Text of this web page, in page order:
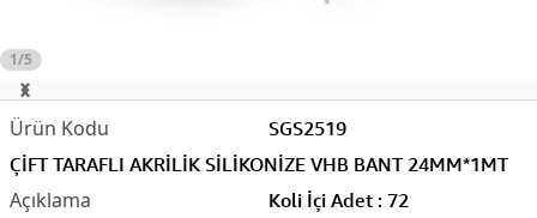
1/5
SGS2519
ÇİFT TARAFLI AKRİLİK SİLİKONİZE VHB BANT 24MM*1MT
Koli İçi Adet : 72